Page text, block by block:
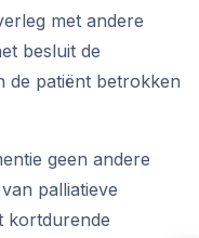
met andere
besluit de
de patiënt betrokken
geen andere
palliatieve
kortdurende